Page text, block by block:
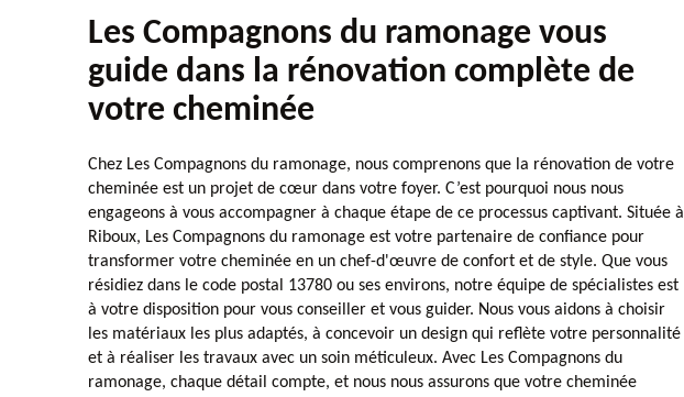
Les Compagnons du ramonage vous
guide dans la rénovation complète de
votre cheminée
Chez Les Compagnons du ramonage, nous comprenons que la rénovation de votre
cheminée est un projet de cœur dans votre foyer. C’est pourquoi nous nous
engageons à vous accompagner à chaque étape de ce processus captivant. Située à
Riboux, Les Compagnons du ramonage est votre partenaire de confiance pour
transformer votre cheminée en un chef-d'œuvre de confort et de style. Que vous
résidiez dans le code postal 13780 ou ses environs, notre équipe de spécialistes est
à votre disposition pour vous conseiller et vous guider. Nous vous aidons à choisir
les matériaux les plus adaptés, à concevoir un design qui reflète votre personnalité
et à réaliser les travaux avec un soin méticuleux. Avec Les Compagnons du
ramonage, chaque détail compte, et nous nous assurons que votre cheminée